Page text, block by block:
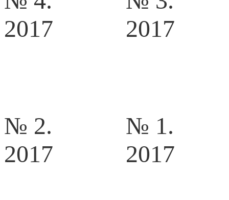
2017
2017
№ 2.
2017
№ 1.
2017